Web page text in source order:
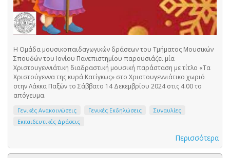
Η Ομάδα μουσικοπαιδαγωγικών δράσεων του Τμήματος Μουσικών
Σπουδών του Ιονίου Πανεπιστημίου παρουσιάζει μία
Χριστουγεννιάτικη διαδραστική μουσική παράσταση με τίτλο «Τα
Χριστούγεννα της κυρά Κατίγκως» στο Χριστουγεννιάτικο χωριό
στην Λάκκα Παξών το Σάββατο 14 Δεκεμβρίου 2024 στις 4.00 το
απόγευμα.
Γενικές Ανακοινώσεις Γενικές Εκδηλώσεις
Συναυλίες
Εκπαιδευτικές Δράσεις
Περισσότερα